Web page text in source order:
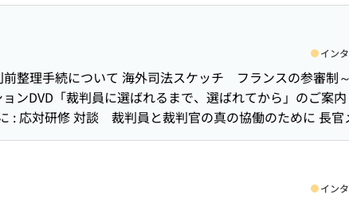
イン
整理手続について 海外司法スケッチ フランスの参審制
ンDVD「裁判員に選ばれるまで、選ばれてから」のご案
: 応対研修 対談 裁判員と裁判官の真の協働のために 長官
イン